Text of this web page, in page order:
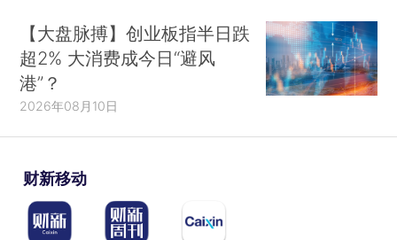
【大盘脉搏】创业板指半日跌
超2% 大消费成今日“避风
港”？
2026年08月10日
财新移动